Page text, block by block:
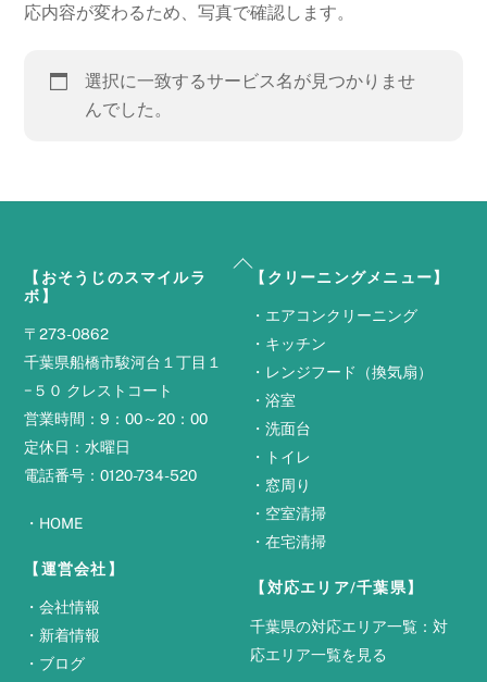
応内容が変わるため、写真で確認します。
選択に一致するサービス名が見つかりませ
んでした。
Back
To
Top
【おそうじのスマイルラ
ボ】
〒273-0862
千葉県船橋市駿河台１丁目１
−５０ クレストコート
営業時間：9：00～20：00
定休日：水曜日
電話番号：0120-734-520
・ HOME
【運営会社】
・会社情報
・ 新着情報
・ ブログ
【クリーニングメニュー】
・ エアコンクリーニング
・ キッチン
・ レンジフード（換気扇）
・浴室
・洗面台
・
トイレ
・ 窓周り
・ 空室清掃
・在宅清掃
【対応エリア/千葉県】
千葉県の対応エリア一覧：対
応エリア一覧を見る